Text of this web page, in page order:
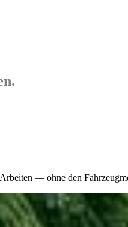
— ohne den